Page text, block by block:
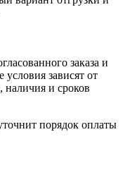
заказа и
зависят от
наличия и сроков
порядок оплаты